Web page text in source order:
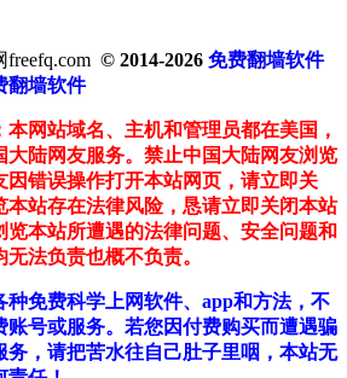
freefq.com © 2014-2026 免费翻墙软件
墙软件
网站域名、主机和管理员都在美国，
大陆网友服务。禁止中国大陆网友浏览
因错误操作打开本站网页，请立即关
本站存在法律风险，恳请立即关闭本站
览本站所遭遇的法律问题、安全问题和
法负责也概不负责。
种免费科学上网软件、app和方法，不
账号或服务。若您因付费购买而遭遇骗
务，请把苦水往自己肚子里咽，本站无